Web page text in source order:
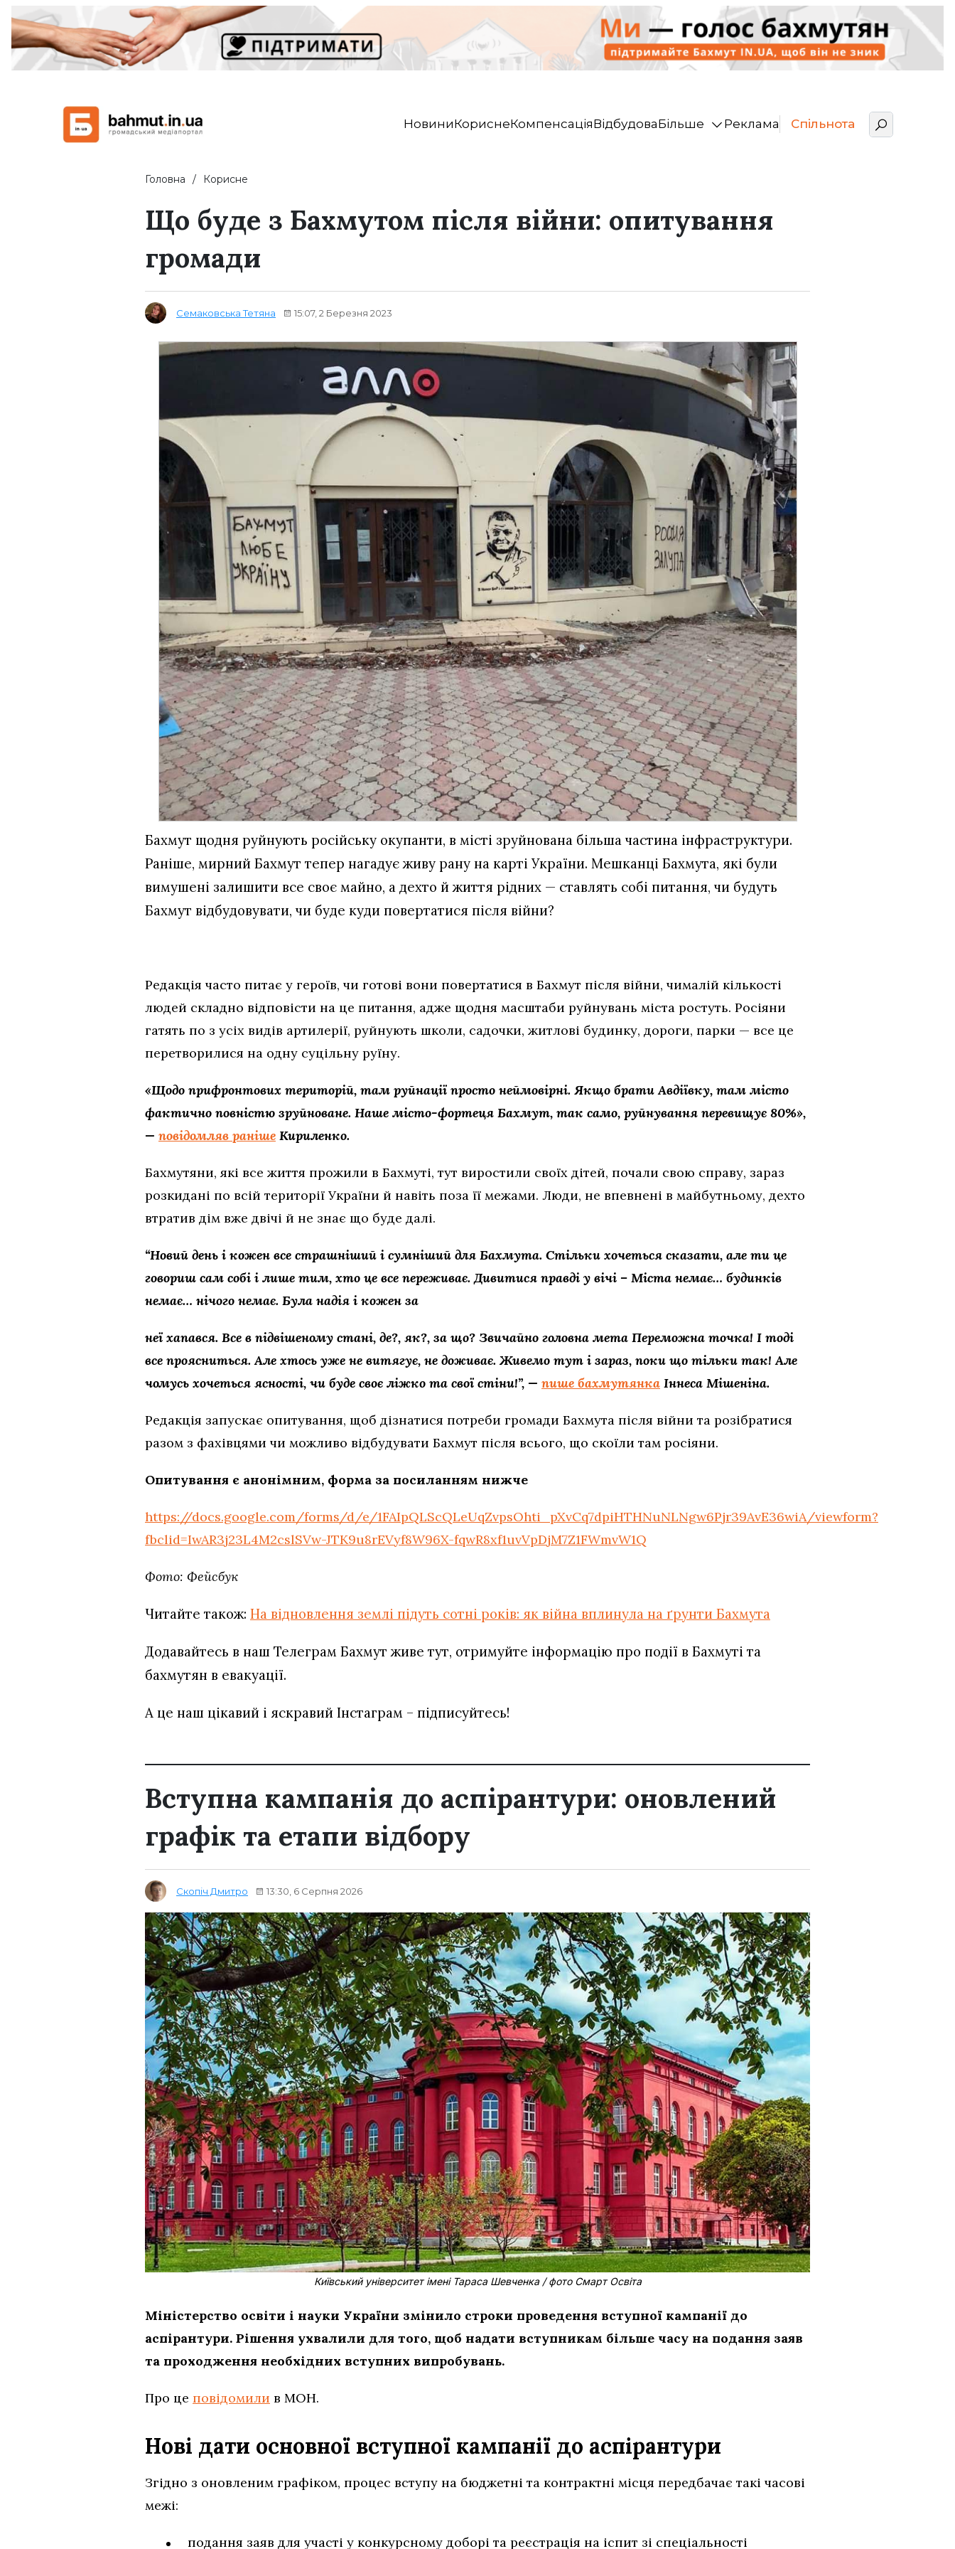
НовиниКориснеКомпенсаціяВідбудоваБільше Реклама Спільнота
Головна Корисне
Що буде з Бахмутом після війни: опитування
громади
Семаковська Тетяна 15:07, 2 Березня 2023
Бахмут щодня руйнують російську окупанти, в місті зруйнована більша частина інфраструктури.
Раніше, мирний Бахмут тепер нагадує живу рану на карті України. Мешканці Бахмута, які були
вимушені залишити все своє майно, а дехто й життя рідних — ставлять собі питання, чи будуть
Бахмут відбудовувати, чи буде куди повертатися після війни?
Редакція часто питає у героїв, чи готові вони повертатися в Бахмут після війни, чималій кількості
людей складно відповісти на це питання, адже щодня масштаби руйнувань міста ростуть. Росіяни
гатять по з усіх видів артилерії, руйнують школи, садочки, житлові будинку, дороги, парки — все це
перетворилися на одну суцільну руїну.
«Щодо прифронтових територій, там руйнації просто неймовірні. Якщо брати Авдіївку, там місто
фактично повністю зруйноване. Наше місто-фортеця Бахмут, так само, руйнування перевищує 80%»,
— повідомляв раніше Кириленко.
Бахмутяни, які все життя прожили в Бахмуті, тут виростили своїх дітей, почали свою справу, зараз
розкидані по всій території України й навіть поза її межами. Люди, не впевнені в майбутньому, дехто
втратив дім вже двічі й не знає що буде далі.
“Новий день і кожен все страшніший і сумніший для Бахмута. Стільки хочеться сказати, але ти це
говориш сам собі і лише тим, хто це все переживає. Дивитися правді у вічі – Міста немає… будинків
немає… нічого немає. Була надія і кожен за
неї хапався. Все в підвішеному стані, де?, як?, за що? Звичайно головна мета Переможна точка! І тоді
все проясниться. Але хтось уже не витягує, не доживає. Живемо тут і зараз, поки що тільки так! Але
чомусь хочеться ясності, чи буде своє ліжко та свої стіни!”, — пише бахмутянка Іннеса Мішеніна.
Редакція запускає опитування, щоб дізнатися потреби громади Бахмута після війни та розібратися
разом з фахівцями чи можливо відбудувати Бахмут після всього, що скоїли там росіяни.
Опитування є анонімним, форма за посиланням нижче
https://docs.google.com/forms/d/e/1FAIpQLScQLeUqZvpsOhti_pXvCq7dpiHTHNuNLNgw6Pjr39AvE36wiA/viewform?
fbclid=IwAR3j23L4M2cslSVw-JTK9u8rEVyf8W96X-fqwR8xf1uvVpDjM7Z1FWmvW1Q
Фото: Фейсбук
Читайте також: На відновлення землі підуть сотні років: як війна вплинула на ґрунти Бахмута
Додавайтесь в наш Телеграм Бахмут живе тут, отримуйте інформацію про події в Бахмуті та
бахмутян в евакуації.
А це наш цікавий і яскравий Інстаграм – підписуйтесь!
Вступна кампанія до аспірантури: оновлений
графік та етапи відбору
Скопіч Дмитро 13:30, 6 Серпня 2026
Київський університет імені Тараса Шевченка / фото Смарт Освіта
Міністерство освіти і науки України змінило строки проведення вступної кампанії до
аспірантури. Рішення ухвалили для того, щоб надати вступникам більше часу на подання заяв
та проходження необхідних вступних випробувань.
Про це повідомили в МОН.
Нові дати основної вступної кампанії до аспірантури
Згідно з оновленим графіком, процес вступу на бюджетні та контрактні місця передбачає такі часові
межі:
подання заяв для участі у конкурсному доборі та реєстрація на іспит зі спеціальності